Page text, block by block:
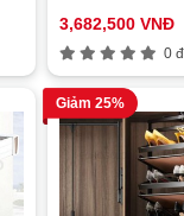
3,682,500 VNĐ
0
Giảm 25%